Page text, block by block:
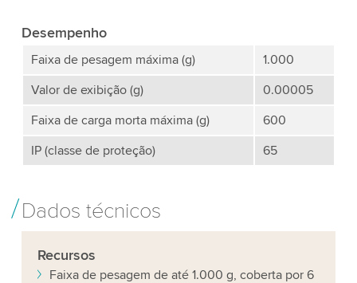
Desempenho
Faixa de pesagem máxima (g)
1.000
Valor de exibição (g)
0.00005
Faixa de carga morta máxima (g)
600
IP (classe de proteção)
65
Dados técnicos
Recursos
Faixa de pesagem de até 1.000 g, coberta por 6